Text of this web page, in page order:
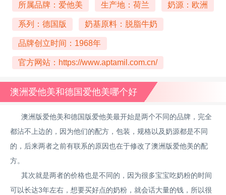
所属品牌：爱他美 生产地：荷兰 奶源：欧洲
系列：德国版 奶基原料：脱脂牛奶
品牌创立时间：1968年
官方网站： https://www.aptamil.com.cn/
澳洲爱他美和德国爱他美哪个好
澳洲版爱他美和德国版爱他美最开始是两个不同的品牌，完全
都沾不上边的，因为他们的配方，包装，规格以及奶源都是不同
的，后来两者之前有联系的原因也在于修改了澳洲版爱他美的配
方。
其次就是两者的价格也是不同的，因为很多宝宝吃奶粉的时间
可以长达3年左右，想要买好点的奶粉，就会话大量的钱，所以很